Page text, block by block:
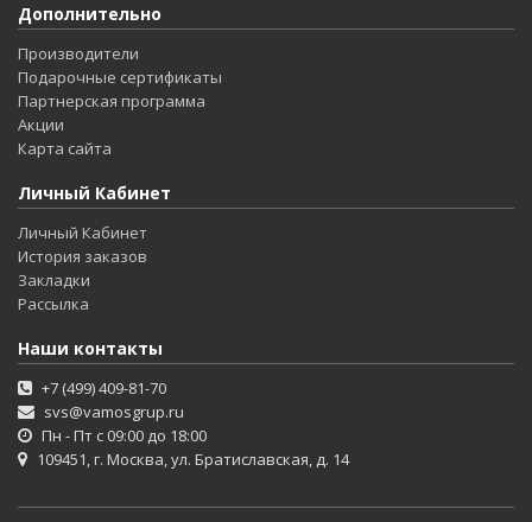
Дополнительно
Производители
Подарочные сертификаты
Партнерская программа
Акции
Карта сайта
Личный Кабинет
Личный Кабинет
История заказов
Закладки
Рассылка
Наши контакты
+7 (499) 409-81-70
svs@vamosgrup.ru
Пн - Пт с 09:00 до 18:00
109451, г. Москва, ул. Братиславская, д. 14